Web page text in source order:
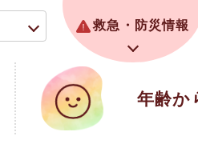
救急・防災情報
年齢か